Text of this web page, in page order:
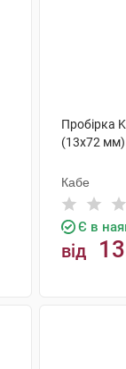
Пробірка
(13х72
Кабе
Є в
від